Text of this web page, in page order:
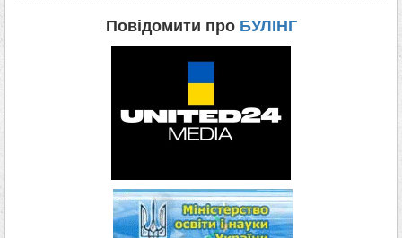
Повідомити про БУЛІНГ